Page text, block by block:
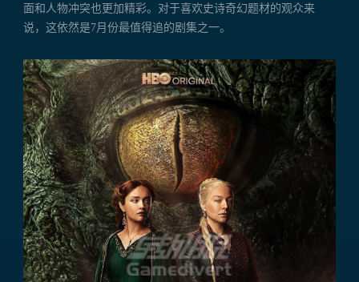
面和人物冲突也更加精彩。对于喜欢史诗奇幻题材的观众来
说，这依然是7月份最值得追的剧集之一。